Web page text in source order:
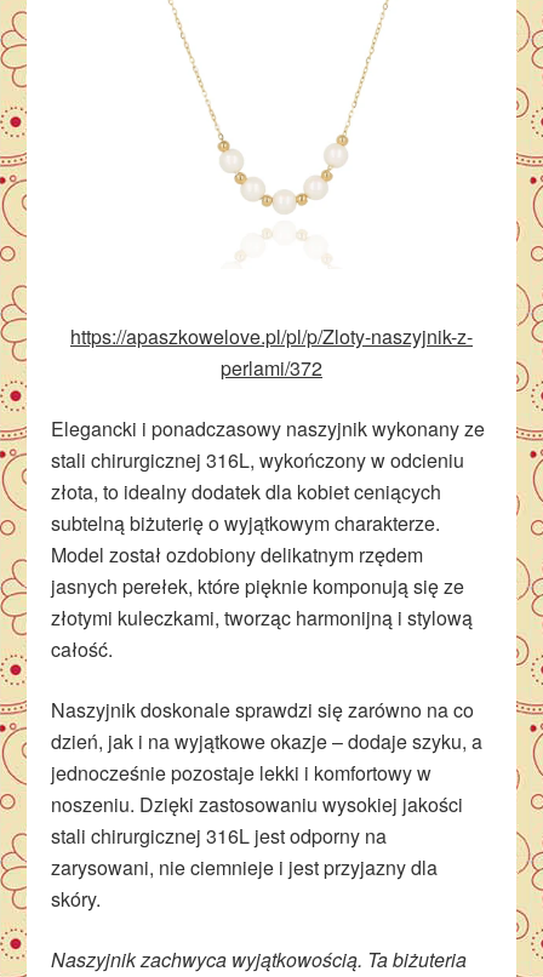
https://apaszkowelove.pl/pl/p/Zloty-naszyjnik-z-
perlami/372
Elegancki i ponadczasowy naszyjnik wykonany ze
stali chirurgicznej 316L, wykończony w odcieniu
złota, to idealny dodatek dla kobiet ceniących
subtelną biżuterię o wyjątkowym charakterze.
Model został ozdobiony delikatnym rzędem
jasnych perełek, które pięknie komponują się ze
złotymi kuleczkami, tworząc harmonijną i stylową
całość.
Naszyjnik doskonale sprawdzi się zarówno na co
dzień, jak i na wyjątkowe okazje – dodaje szyku, a
jednocześnie pozostaje lekki i komfortowy w
noszeniu. Dzięki zastosowaniu wysokiej jakości
stali chirurgicznej 316L jest odporny na
zarysowani, nie ciemnieje i jest przyjazny dla
skóry.
Naszyjnik zachwyca wyjątkowością. Ta biżuteria